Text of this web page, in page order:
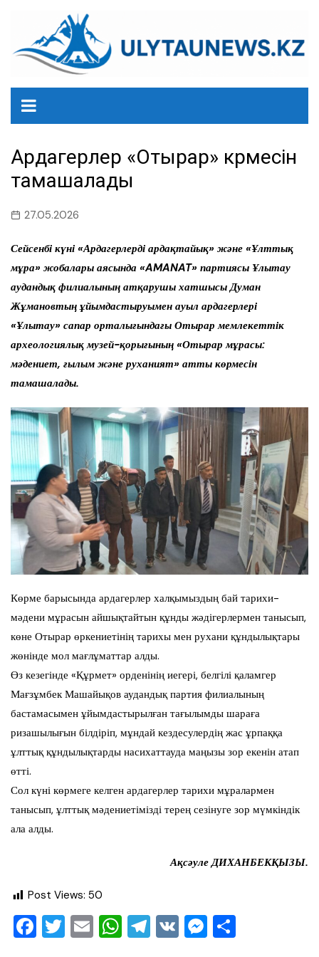
содержанию
Ардагерлер «Отырар» көрмесін
тамашалады
27.05.2026
Сейсенбі күні «Ардагерлерді ардақтайық» және «Ұлттық
мұра» жобалары аясында «AMANAT» партиясы Ұлытау
аудандық филиалының атқарушы хатшысы Думан
Жұмановтың ұйымдастыруымен ауыл ардагерлері
«Ұлытау» сапар орталығындағы Отырар мемлекеттік
археологиялық музей-қорығының «Отырар мұрасы:
мәдениет, ғылым және руханият» атты көрмесін
тамашалады.
Көрме барысында ардагерлер халқымыздың бай тарихи-
мәдени мұрасын айшықтайтын құнды жәдігерлермен танысып,
көне Отырар өркениетінің тарихы мен рухани құндылықтары
жөнінде мол мағлұматтар алды.
Өз кезегінде «Құрмет» орденінің иегері, белгілі қаламгер
Мағзұмбек Машайықов аудандық партия филиалының
бастамасымен ұйымдастырылған тағылымды шараға
ризашылығын білдіріп, мұндай кездесулердің жас ұрпаққа
ұлттық құндылықтарды насихаттауда маңызы зор екенін атап
өтті.
Сол күні көрмеге келген ардагерлер тарихи мұралармен
танысып, ұлттық мәдениетімізді терең сезінуге зор мүмкіндік
ала алды.
Ақсәуле ДИХАНБЕКҚЫЗЫ.
Post Views: 50
F T E W T V M